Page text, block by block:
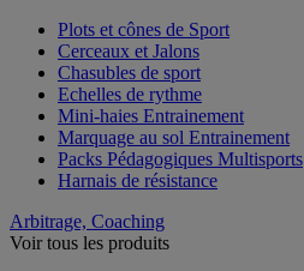
Plots et cônes de Sport
Cerceaux et Jalons
Chasubles de sport
Echelles de rythme
Mini-haies Entrainement
Marquage au sol Entrainement
Packs Pédagogiques Multisports
Harnais de résistance
Arbitrage, Coaching
Voir tous les produits